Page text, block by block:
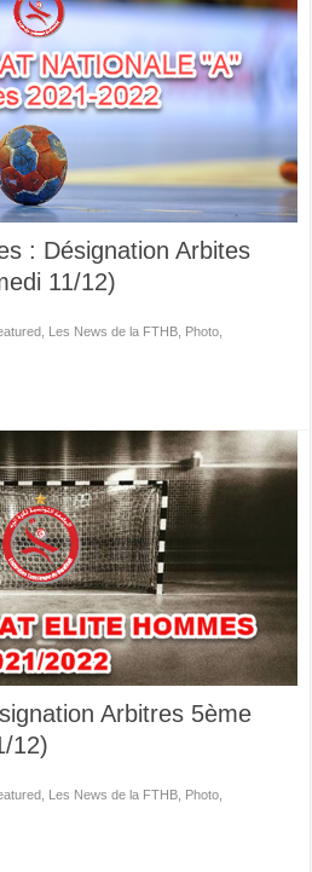
: Désignation Arbites
11/12)
Les News de la FTHB Photo
Arbitres 5ème
12)
, Les News de la FTHB, Photo,